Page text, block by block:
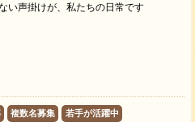
い声掛けが、私たちの日常です
複数名募集 若手が活躍中